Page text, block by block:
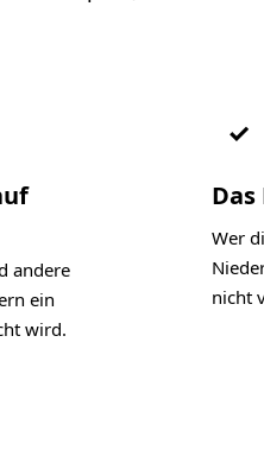
andere
ein
wird.
✓
Wer
nicht